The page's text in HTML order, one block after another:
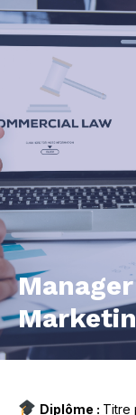
Diplôme : Titre